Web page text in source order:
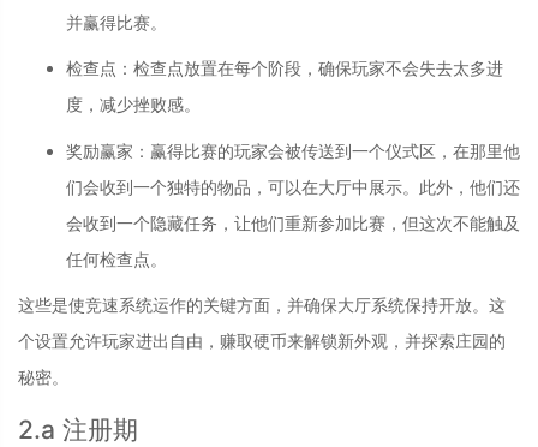
并赢得比赛。
检查点 ： 检查点放置在每个阶段，确保玩家不会失去太多进
度，减少挫败感。
奖励赢家 ： 赢得比赛的玩家会被传送到一个仪式区，在那里他
们会收到一个独特的物品，可以在大厅中展示。此外，他们还
会收到一个隐藏任务，让他们重新参加比赛，但这次不能触及
任何检查点。
这些是使竞速系统运作的关键方面，并确保大厅系统保持开放。这
个设置允许玩家进出自由，赚取硬币来解锁新外观，并探索庄园的
秘密。
2.a 注册期